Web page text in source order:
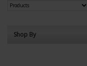
Shop By